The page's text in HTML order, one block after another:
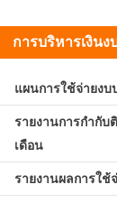
การบริหารเงิน
แผนการใช้จ่ายง
รายงานการกำกั
เดือน
รายงานผลการใช้